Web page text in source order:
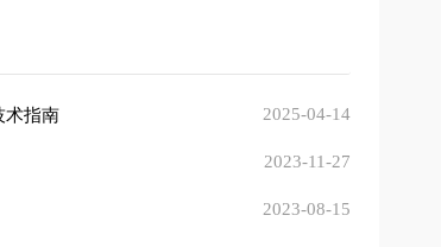
术指南 2025-04-14
2023-11-27
2023-08-15